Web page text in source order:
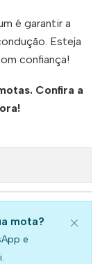
é garantir a
Esteja
confiança!
Confira a
mota?
e